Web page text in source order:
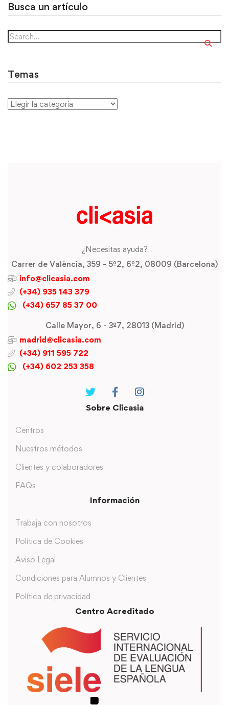
Busca un artículo
Temas
¿Necesitas ayuda?
Carrer de València, 359 - 5º2, 6º2, 08009 (Barcelona)
info@clicasia.com
(+34) 935 143 379
(+34) 657 85 37 00
Calle Mayor, 6 - 3º7, 28013 (Madrid)
madrid@clicasia.com
(+34) 911 595 722
(+34) 602 253 358
Sobre Clicasia
Centros
Nuestros métodos
Clientes y colaboradores
FAQs
Información
Trabaja con nosotros
Política de Cookies
Aviso Legal
Condiciones para Alumnos y Clientes
Política de privacidad
Centro Acreditado